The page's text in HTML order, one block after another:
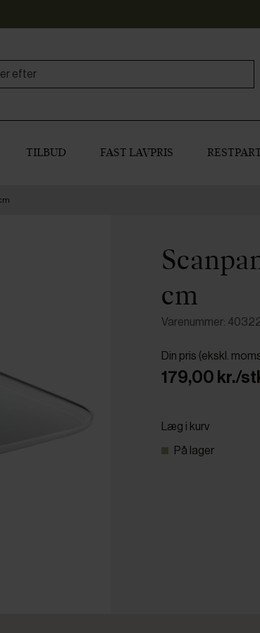
TILBUD FAST LAVPRIS
cm
Varenummer:
Din pris (ekskl.
179,00 kr./
Læg i kurv
På lager